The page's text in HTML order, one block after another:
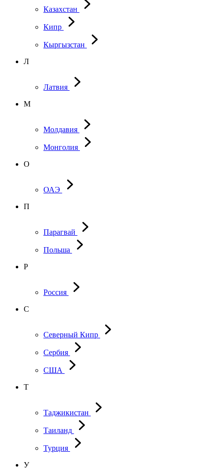
Казахстан
Кипр
Кыргызстан
Л
Латвия
М
Молдавия
Монголия
О
ОАЭ
П
Парагвай
Польша
Р
Россия
С
Северный Кипр
Сербия
США
Т
Таджикистан
Таиланд
Турция
У